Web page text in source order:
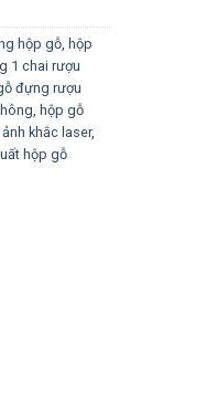
hộp gỗ, hộp
1 chai rượu
đựng rượu
, hộp gỗ
khắc laser,
hộp gỗ